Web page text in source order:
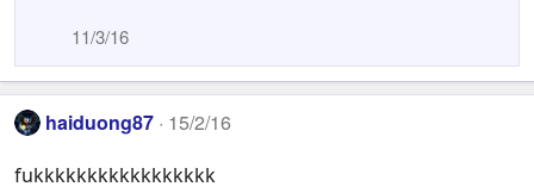
11/3/16
haiduong87 15/2/16
fukkkkkkkkkkkkkkkkk